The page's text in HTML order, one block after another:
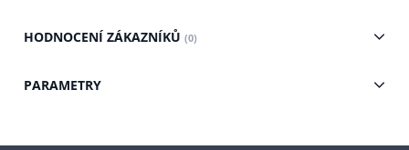
HODNOCENÍ ZÁKAZNÍKŮ (0)
PARAMETRY